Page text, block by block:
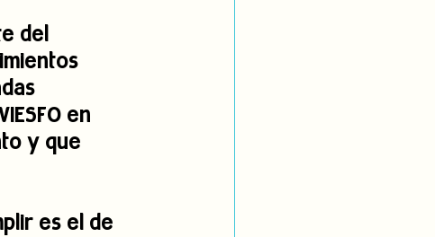
del
en
y que
es el de